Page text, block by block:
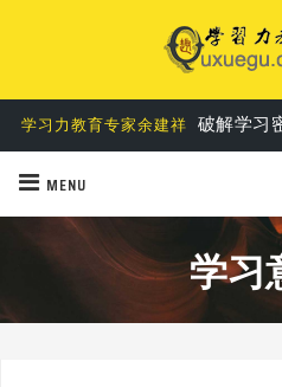
学习力教育专家余建祥 破解学习
MENU
学习